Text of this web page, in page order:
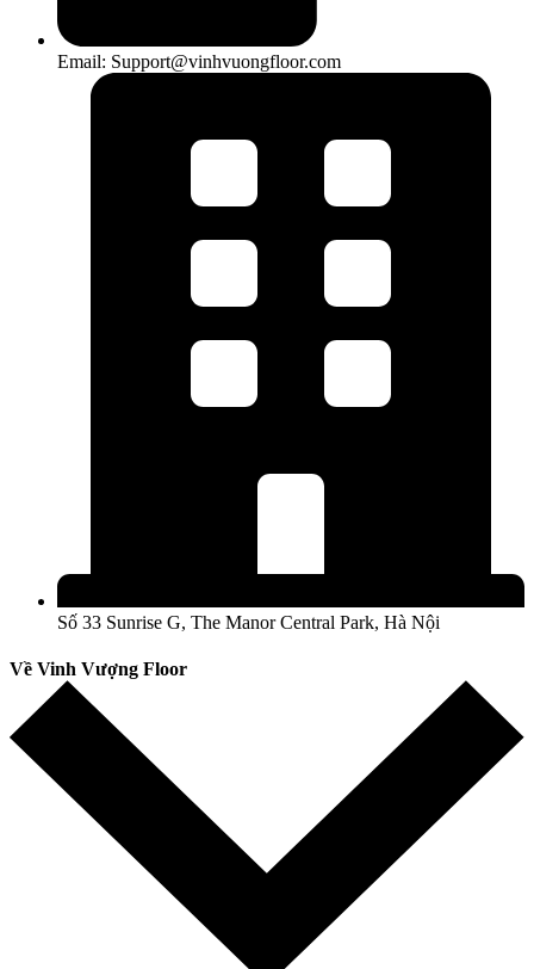
Email: Support@vinhvuongfloor.com
Số 33 Sunrise G, The Manor Central Park, Hà Nội
Về Vinh Vượng Floor